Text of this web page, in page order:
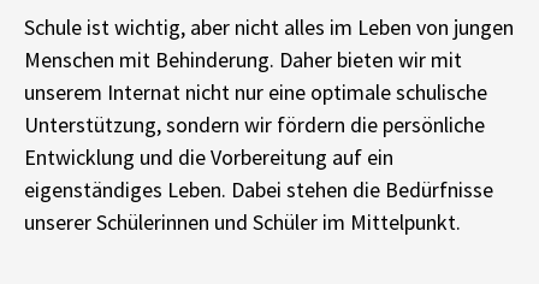
Schule ist wichtig, aber nicht alles im Leben von jungen
Menschen mit Behinderung. Daher bieten wir mit
unserem Internat nicht nur eine optimale schulische
Unterstützung, sondern wir fördern die persönliche
Entwicklung und die Vorbereitung auf ein
eigenständiges Leben. Dabei stehen die Bedürfnisse
unserer Schülerinnen und Schüler im Mittelpunkt.